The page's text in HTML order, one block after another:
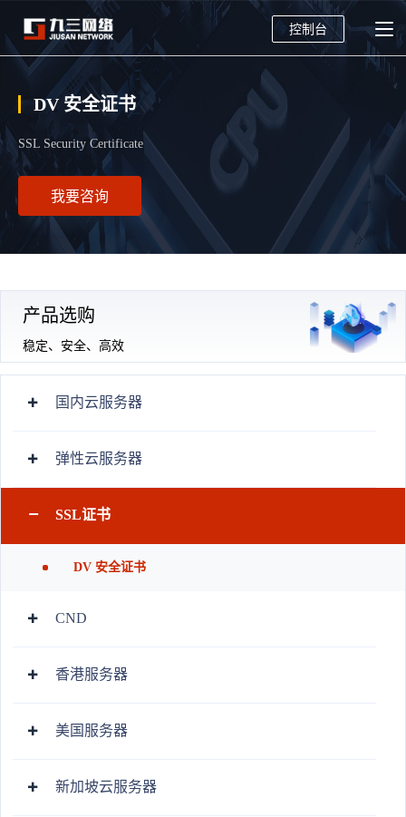
控制台
DV 安全证书
SSL Security Certificate
我要咨询
产品选购
稳定、安全、高效
国内云服务器
弹性云服务器
SSL证书
DV 安全证书
CND
香港服务器
美国服务器
新加坡云服务器